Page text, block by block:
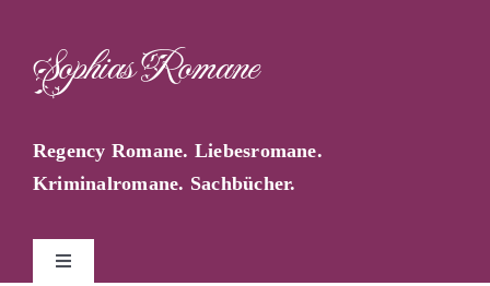
springenSophias Romane
Regency Romane. Liebesromane.
Kriminalromane. Sachbücher.
Toggle